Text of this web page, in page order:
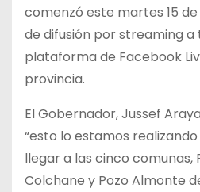
comenzó este martes 15
de difusión por streaming a
plataforma de Facebook
provincia.
El Gobernador, Jussef
“esto lo estamos
llegar a las cinco comunas,
Colchane y Pozo Almonte